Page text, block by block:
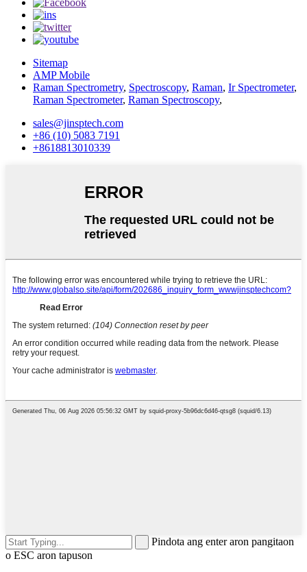
Sitemap
AMP Mobile
Raman Spectrometry, Spectroscopy, Raman, Ir Spectrometer,
Raman Spectrometer, Raman Spectroscopy,
sales@jinsptech.com
+86 (10) 5083 7191
+8618813010339
Pindota ang enter aron pangitaon
o ESC aron tapuson